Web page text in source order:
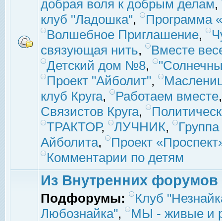
добрая воля к добрым делам,
клуб "Ладошка",
Программа
Волшебное Приглашение,
связующая нить,
Вместе
Детский дом №8,
Проект "Айболит",
клуб Круга, Работаем вместе
Связистов Круга,
ТРАКТОР, ЛУЧНИК,
Айболита,
Проект
Комментарии по детям
Из Внутренних форумов
Подфорумы:
Клуб
Любознайка",
МЫ - живые и